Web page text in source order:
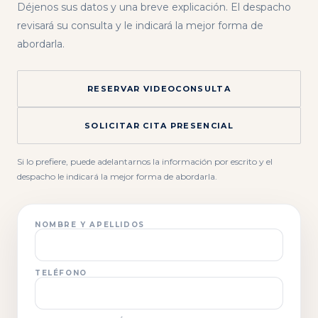
Déjenos sus datos y una breve explicación. El despacho
revisará su consulta y le indicará la mejor forma de
abordarla.
RESERVAR VIDEOCONSULTA
SOLICITAR CITA PRESENCIAL
Si lo prefiere, puede adelantarnos la información por escrito y el
despacho le indicará la mejor forma de abordarla.
NOMBRE Y APELLIDOS
TELÉFONO